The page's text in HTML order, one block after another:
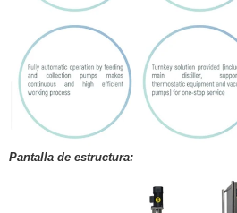
Pantalla de estructura: